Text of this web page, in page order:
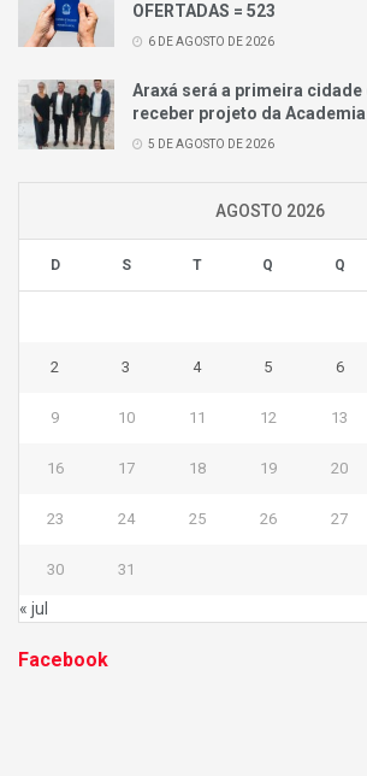
OFERTADAS = 523
6 DE AGOSTO DE 2026
Araxá será a primeira
receber projeto da
5 DE AGOSTO DE 2026
AGOSTO 2026
D S T Q Q
2 3 4 5 6
9 10 11 12 13
16 17 18 19 20
23 24 25 26 27
30 31
« jul
Facebook